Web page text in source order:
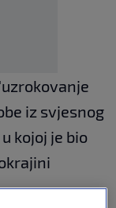
iz svjesnog
kojoj je bio